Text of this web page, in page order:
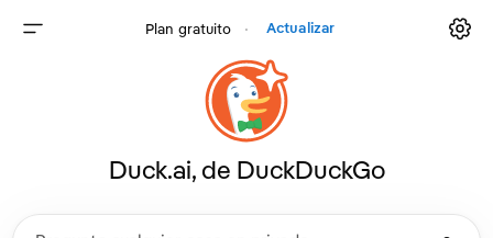
Plan gratuito ⸱ Actualizar
Duck.ai, de DuckDuckGo